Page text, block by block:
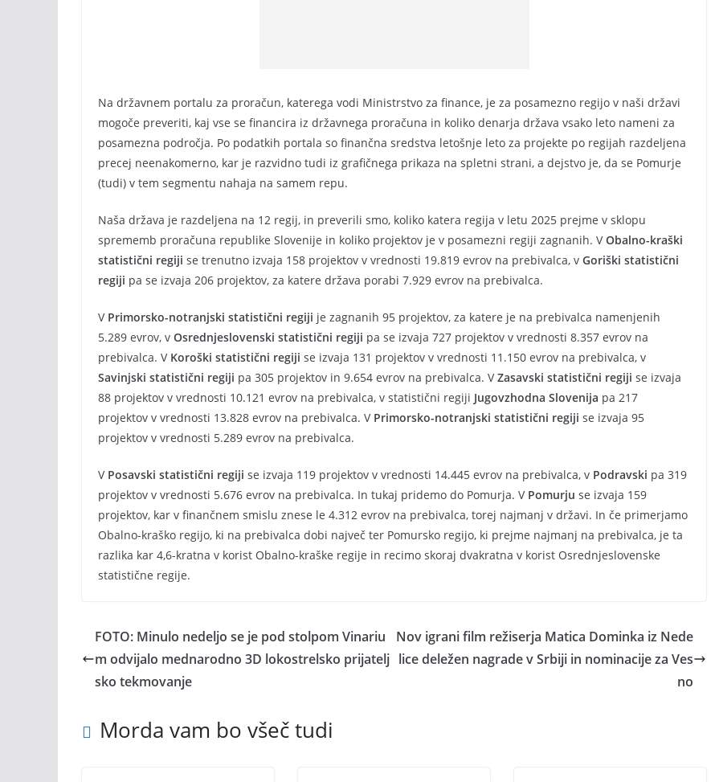
Na državnem portalu za proračun, katerega vodi Ministrstvo za finance, je za posamezno regijo v naši državi
mogoče preveriti, kaj vse se financira iz državnega proračuna in koliko denarja država vsako leto nameni za
posamezna področja. Po podatkih portala so finančna sredstva letošnje leto za projekte po regijah razdeljena
precej neenakomerno, kar je razvidno tudi iz grafičnega prikaza na spletni strani, a dejstvo je, da se Pomurje
(tudi) v tem segmentu nahaja na samem repu.
Naša država je razdeljena na 12 regij, in preverili smo, koliko katera regija v letu 2025 prejme v sklopu
sprememb proračuna republike Slovenije in koliko projektov je v posamezni regiji zagnanih. VObalno-kraški
statistični regiji se trenutno izvaja 158 projektov v vrednosti 19.819 evrov na prebivalca, v Goriški statistični
regiji pa se izvaja 206 projektov, za katere država porabi 7.929 evrov na prebivalca.
V Primorsko-notranjski statistični regiji je zagnanih 95 projektov, za katere je na prebivalca namenjenih
5.289 evrov, v Osrednjeslovenski statistični regiji pa se izvaja 727 projektov v vrednosti 8.357 evrov na
prebivalca. V Koroški statistični regiji se izvaja 131 projektov v vrednosti 11.150 evrov na prebivalca, v
Savinjski statistični regiji pa 305 projektov in 9.654 evrov na prebivalca. VZasavski statistični regiji se izvaja
88 projektov v vrednosti 10.121 evrov na prebivalca, v statistični regiji Jugovzhodna Slovenija pa 217
projektov v vrednosti 13.828 evrov na prebivalca. V Primorsko-notranjski statistični regiji se izvaja 95
projektov v vrednosti 5.289 evrov na prebivalca.
V Posavski statistični regiji se izvaja 119 projektov v vrednosti 14.445 evrov na prebivalca, v Podravski pa 319
projektov v vrednosti 5.676 evrov na prebivalca. In tukaj pridemo do Pomurja. V Pomurju se izvaja 159
projektov, kar v finančnem smislu znese le 4.312 evrov na prebivalca, torej najmanj v državi. In če primerjamo
Obalno-kraško regijo, ki na prebivalca dobi največ ter Pomursko regijo, ki prejme najmanj na prebivalca, je ta
razlika kar 4,6-kratna v korist Obalno-kraške regije in recimo skoraj dvakratna v korist Osrednjeslovenske
statistične regije.
FOTO: Minulo nedeljo se je pod stolpom Vinariu
m odvijalo mednarodno 3D lokostrelsko prijatelj
sko tekmovanje
Nov igrani film režiserja Matica Dominka iz Nede
lice deležen nagrade v Srbiji in nominacije za Ves
no
Morda vam bo všeč tudi